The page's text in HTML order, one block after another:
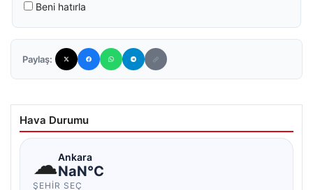
Beni hatırla
Paylaş:
Hava Durumu
☁Ankara
NaN°C
ŞEHIR SEÇ